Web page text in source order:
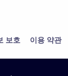
보호
이용 약관